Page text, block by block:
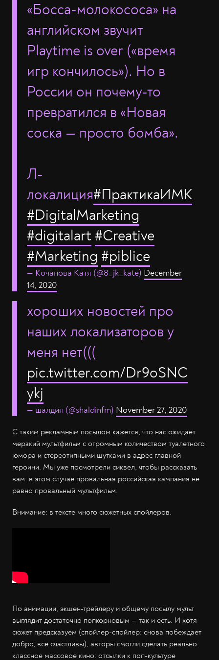
«Босса-молокососа» на
английском звучит
Playtime is over («время
игр кончилось»). Но в
России он почему-то
превратился в «Новая
соска — просто бомба».
Л-
локалиция#ПрактикаИМК
#DigitalMarketing
#digitalart #Creative
#Marketing #piblicе
— Кочанова Катя (@8_jk_kate) December
14, 2020
хороших новостей про
наших локализаторов у
меня нет(((
pic.twitter.com/Dr9oSNC
ykj
— шалдин (@shaldinfm) November 27, 2020
С таким рекламным посылом кажется, что нас ожидает
мерзкий мультфильм с огромным количеством туалетного
юмора и стереотипными шутками в адрес главной
героини. Мы уже посмотрели сиквел, чтобы рассказать
вам: в этом случае провальная российская кампания не
равно провальный мультфильм.
Внимание: в тексте много сюжетных спойлеров.
По анимации, экшен-трейлеру и общему посылу мульт
выглядит достаточно попкорновым — так и есть. И хотя
сюжет предсказуем (спойлер-спойлер: снова побеждает
добро, все счастливы), авторы смогли сделать реально
классное массовое кино: отсылки к поп-культуре